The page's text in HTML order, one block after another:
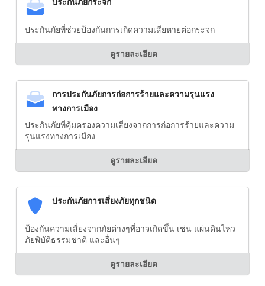
ประกันภัยที่ช่วยป้องกันการเกิดความเสียหายต่อกระจก
ดูรายละเอียด
การประกันภัยการก่อการร้ายและความรุนแรง
ทางการเมือง
ประกันภัยที่คุ้มครองความเสี่ยงจากการก่อการร้ายและความ
รุนแรงทางการเมือง
ดูรายละเอียด
ประกันภัยการเสี่ยงภัยทุกชนิด
ป้องกันความเสี่ยงจากภัยต่างๆที่อาจเกิดขึ้น เช่น แผ่นดินไหว
ภัยพิบัติธรรมชาติ และอื่นๆ
ดูรายละเอียด